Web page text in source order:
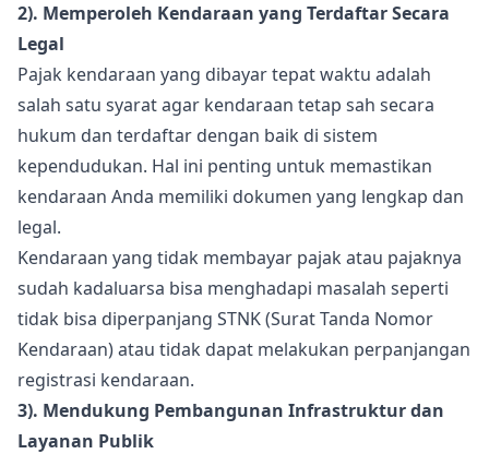
2). Memperoleh Kendaraan yang Terdaftar Secara
Legal
Pajak kendaraan yang dibayar tepat waktu adalah
salah satu syarat agar kendaraan tetap sah secara
hukum dan terdaftar dengan baik di sistem
kependudukan. Hal ini penting untuk memastikan
kendaraan Anda memiliki dokumen yang lengkap dan
legal.
Kendaraan yang tidak membayar pajak atau pajaknya
sudah kadaluarsa bisa menghadapi masalah seperti
tidak bisa diperpanjang STNK (Surat Tanda Nomor
Kendaraan) atau tidak dapat melakukan perpanjangan
registrasi kendaraan.
3). Mendukung Pembangunan Infrastruktur dan
Layanan Publik